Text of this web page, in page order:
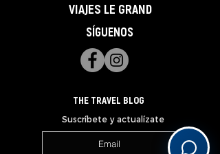
VIAJES LE GRAND
SÍGUENOS
THE TRAVEL BLOG
Suscríbete y actualízate